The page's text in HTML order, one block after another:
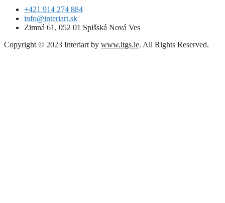
+421 914 274 884
info@interiart.sk
Zimná 61, 052 01 Spišská Nová Ves
Copyright © 2023 Interiart by www.itgs.ie. All Rights Reserved.